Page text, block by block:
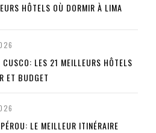
HÔTELS OÙ DORMIR À LIMA
LES 21 MEILLEURS HÔTELS
ET BUDGET
LE MEILLEUR ITINÉRAIRE